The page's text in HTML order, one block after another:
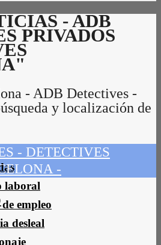
laboral
empleo
desleal
- ADB
PRIVADOS
- ADB Detectives -
y localización de
- DETECTIVES
-